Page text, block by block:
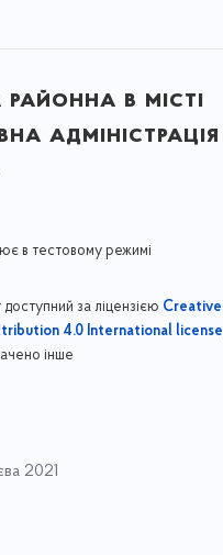
в місті
адміністрація
в тестовому режимі
за ліцензією Creative
4.0 International license
інше
2021